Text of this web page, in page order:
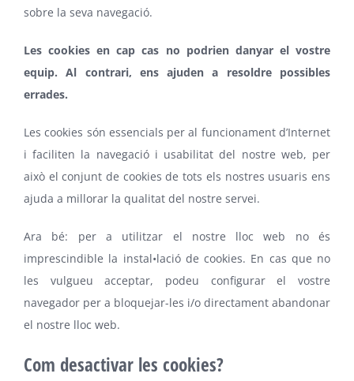
sobre la seva navegació.
Les cookies en cap cas no podrien danyar el vostre
equip. Al contrari, ens ajuden a resoldre possibles
errades.
Les cookies són essencials per al funcionament d’Internet
i faciliten la navegació i usabilitat del nostre web, per
això el conjunt de cookies de tots els nostres usuaris ens
ajuda a millorar la qualitat del nostre servei.
Ara bé: per a utilitzar el nostre lloc web no és
imprescindible la instal•lació de cookies. En cas que no
les vulgueu acceptar, podeu configurar el vostre
navegador per a bloquejar-les i/o directament abandonar
el nostre lloc web.
Com desactivar les cookies?